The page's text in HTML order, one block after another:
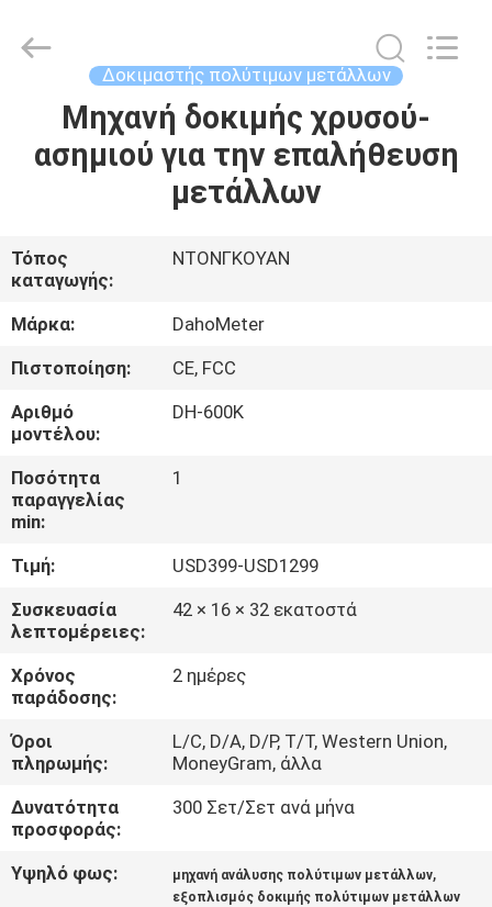
ΣΠΊΤΙ
ΠΕΡΊΠΟΥ
ΕΜΕΊΣ
ΓΎΡΟΣ
ΕΡΓΟΣΤΑΣΊΩΝ
ΠΟΙΟΤΙΚΌΣ
ΈΛΕΓΧΟΣ
ΜΑΣ
ΕΛΆΤΕ
ΕΠΑΦΉ
ΜΕ
ΖΗΤΉΣΤΕ
ΈΝΑ
ΑΠΌΣΠΑΣΜΑ
Reserved.
Developed
Δοκιμαστής πολύτιμων μετάλλων
Μηχανή δοκιμής χρυσού-
ασημιού για την επαλήθευση
μετάλλων
Τόπος
καταγωγής:
ΝΤΟΝΓΚΟΥΑΝ
Μάρκα:
DahoMeter
Πιστοποίηση:
CE, FCC
Αριθμό
μοντέλου:
DH-600K
Ποσότητα
παραγγελίας
min:
1
Τιμή:
USD399-USD1299
Συσκευασία
λεπτομέρειες:
42 × 16 × 32 εκατοστά
Χρόνος
παράδοσης:
2 ημέρες
Όροι
πληρωμής:
L/C, D/A, D/P, T/T, Western Union,
MoneyGram, άλλα
Δυνατότητα
προσφοράς:
300 Σετ/Σετ ανά μήνα
Υψηλό φως: μηχανή ανάλυσης πολύτιμων μετάλλων,
εξοπλισμός δοκιμής πολύτιμων μετάλλων